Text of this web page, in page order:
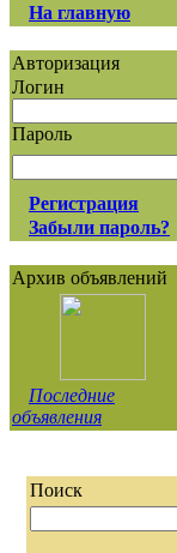
На главную
Авторизация
Логин
Пароль
Регистрация
Забыли пароль?
Архив объявлений
Последние
объявления
Поиск